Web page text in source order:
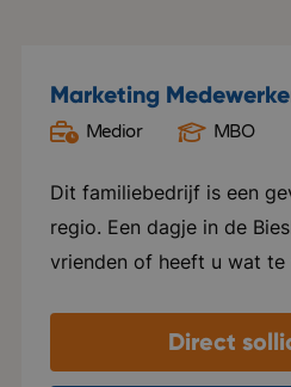
Marketing
Medior MBO
Dit familiebedrijf is een
regio. Een dagje in de
vrienden of heeft u wat te
iedereen te woord en
onvergetelijk uitje. Er
Direct